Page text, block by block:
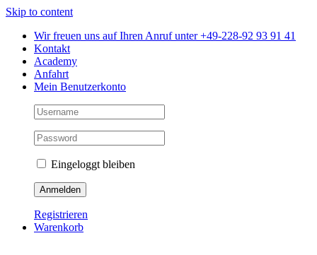
Skip to content
Wir freuen uns auf Ihren Anruf unter +49-228-92 93 91 41
Kontakt
Academy
Anfahrt
Mein Benutzerkonto
Eingeloggt bleiben
Registrieren
Warenkorb